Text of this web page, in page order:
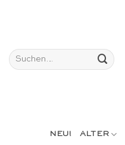
Suchen
nach:
NEU! ALTER